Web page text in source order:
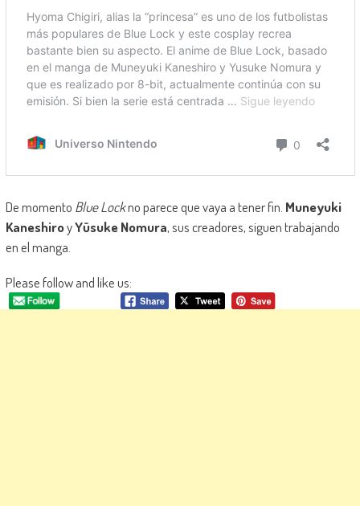
De momento Blue Lockno parece que vaya a tener fin. Muneyuki
KaneshiroyYūsuke Nomura, sus creadores, siguen trabajando
en el manga.
Please follow and like us: